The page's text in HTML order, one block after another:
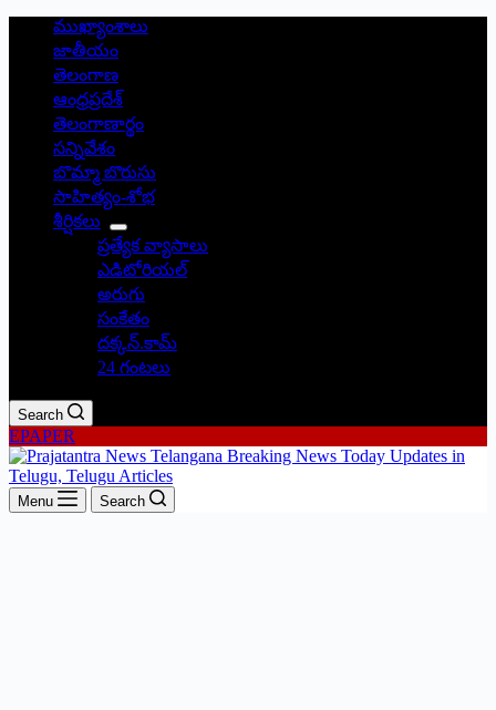
ముఖ్యాంశాలు
జాతీయం
తెలంగాణ
ఆంధ్రప్రదేశ్
తెలంగాణార్థం
సన్నివేశం
బొమ్మా బొరుసు
సాహిత్యం-శోభ
శీర్షికలు
ప్రత్యేక వ్యాసాలు
ఎడిటోరియల్
అరుగు
సంకేతం
దక్కన్.కామ్
24 గంటలు
Search
EPAPER
Menu Search